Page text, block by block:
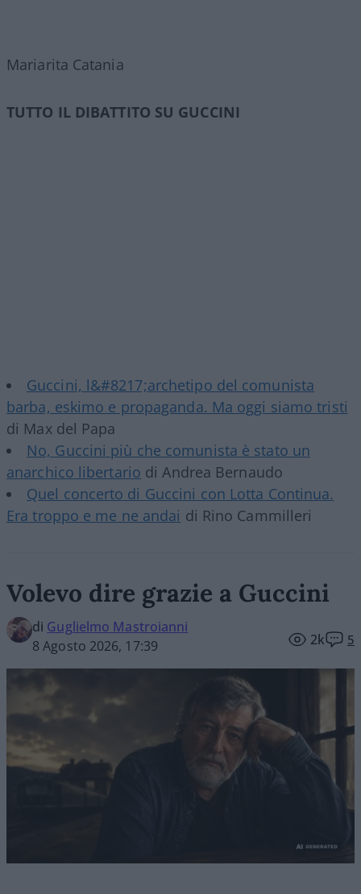
Mariarita Catania
TUTTO IL DIBATTITO SU GUCCINI
Guccini, l&#8217;archetipo del comunista
barba, eskimo e propaganda. Ma oggi siamo tristi
di Max del Papa
No, Guccini più che comunista è stato un
anarchico libertario di Andrea Bernaudo
Quel concerto di Guccini con Lotta Continua.
Era troppo e me ne andai di Rino Cammilleri
Volevo dire grazie a Guccini
di Guglielmo Mastroianni
8 Agosto 2026, 17:39
2k 5